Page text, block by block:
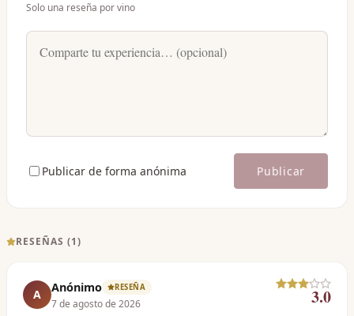
Solo una reseña por vino
Publicar de forma anónima Publicar
RESEÑAS (1)
A Anónimo RESEÑA
7 de agosto de 2026 3.0